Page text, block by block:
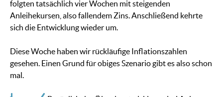
folgten tatsächlich vier Wochen mit steigenden
Anleihekursen, also fallendem Zins. Anschließend kehrte
sich die Entwicklung wieder um.
Diese Woche haben wir rückläufige Inflationszahlen
gesehen. Einen Grund für obiges Szenario gibt es also schon
mal.